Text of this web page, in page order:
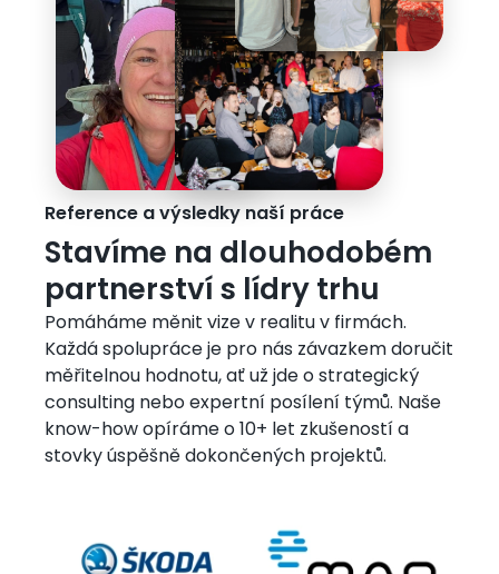
Reference a výsledky naší práce
Stavíme na dlouhodobém
partnerství s lídry trhu
Pomáháme měnit vize v realitu v firmách.
Každá spolupráce je pro nás závazkem doručit
měřitelnou hodnotu, ať už jde o strategický
consulting nebo expertní posílení týmů. Naše
know-how opíráme o 10+ let zkušeností a
stovky úspěšně dokončených projektů.